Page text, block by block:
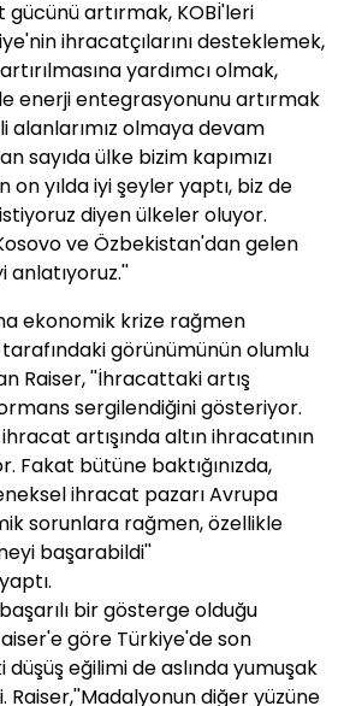
artırmak, KOBİ'leri
ihracatçılarını desteklemek,
yardımcı olmak,
enerji entegrasyonunu artırmak
alanlarımız olmaya devam
sayıda ülke bizim kapımızı
on yılda iyi şeyler yaptı, biz de
diyen ülkeler oluyor.
ve Özbekistan'dan gelen
anlatıyoruz.''
ekonomik krize rağmen
görünümünün olumlu
Raiser, ''İhracattaki artış
sergilendiğini gösteriyor.
artışında altın ihracatının
Fakat bütüne baktığınızda,
ihracat pazarı Avrupa
sorunlara rağmen, özellikle
başarabildi''
bir gösterge olduğu
göre Türkiye'de son
eğilimi de aslında yumuşak
Raiser,''Madalyonun diğer yüzüne